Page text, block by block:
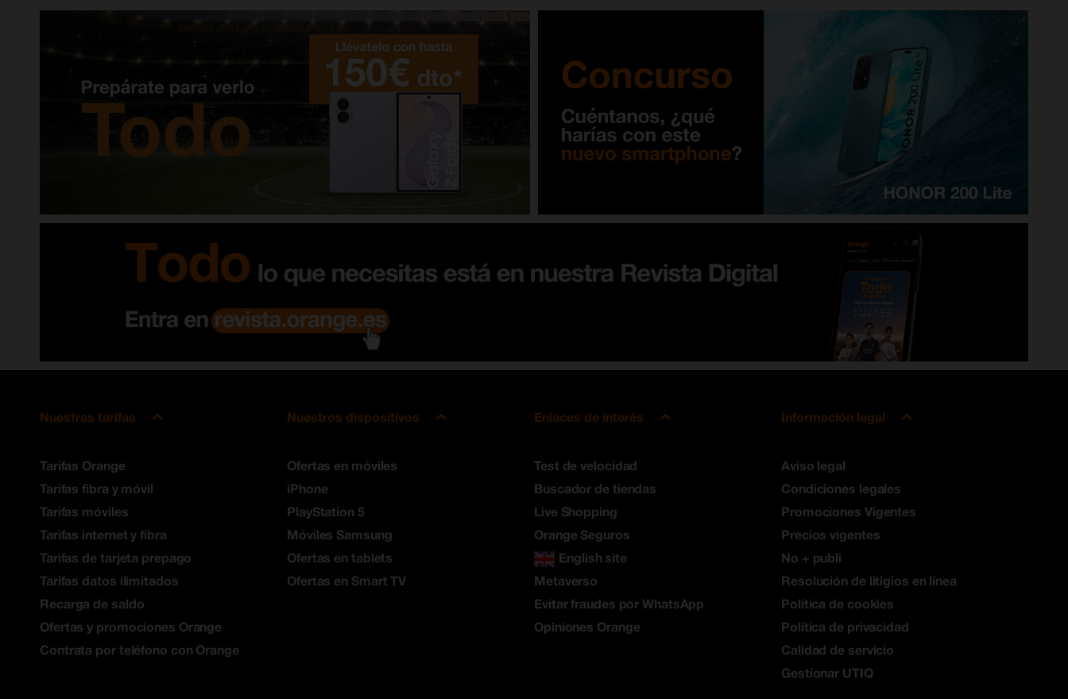
Nuestras tarifas
Tarifas Orange
Tarifas fibra y móvil
Tarifas móviles
Tarifas internet y fibra
Tarifas de tarjeta prepago
Tarifas datos ilimitados
Recarga de saldo
Ofertas y promociones Orange
Contrata por teléfono con Orange
Nuestros dispositivos
Ofertas en móviles
iPhone
PlayStation 5
Móviles Samsung
Ofertas en tablets
Ofertas en Smart TV
Enlaces de interés
Test de velocidad
Buscador de tiendas
Live Shopping
Orange Seguros
English site
Metaverso
Evitar fraudes por WhatsApp
Opiniones Orange
Información legal
Aviso legal
Condiciones legales
Promociones Vigentes
Precios vigentes
No + publi
Resolución de litigios en línea
Política de cookies
Política de privacidad
Calidad de servicio
Gestionar UTIQ